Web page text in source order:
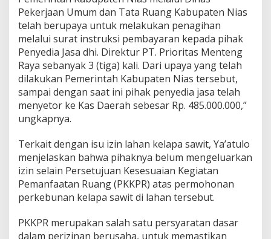
Pekerjaan Umum dan Tata Ruang Kabupaten Nias
telah berupaya untuk melakukan penagihan
melalui surat instruksi pembayaran kepada pihak
Penyedia Jasa dhi. Direktur PT. Prioritas Menteng
Raya sebanyak 3 (tiga) kali. Dari upaya yang telah
dilakukan Pemerintah Kabupaten Nias tersebut,
sampai dengan saat ini pihak penyedia jasa telah
menyetor ke Kas Daerah sebesar Rp. 485.000.000,”
ungkapnya.
Terkait dengan isu izin lahan kelapa sawit, Ya’atulo
menjelaskan bahwa pihaknya belum mengeluarkan
izin selain Persetujuan Kesesuaian Kegiatan
Pemanfaatan Ruang (PKKPR) atas permohonan
perkebunan kelapa sawit di lahan tersebut.
PKKPR merupakan salah satu persyaratan dasar
dalam perizinan berusaha, untuk memastikan